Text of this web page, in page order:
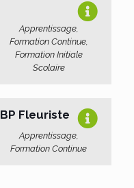
Apprentissage,
Formation Continue,
Formation Initiale
Scolaire
BP Fleuriste
Apprentissage,
Formation Continue